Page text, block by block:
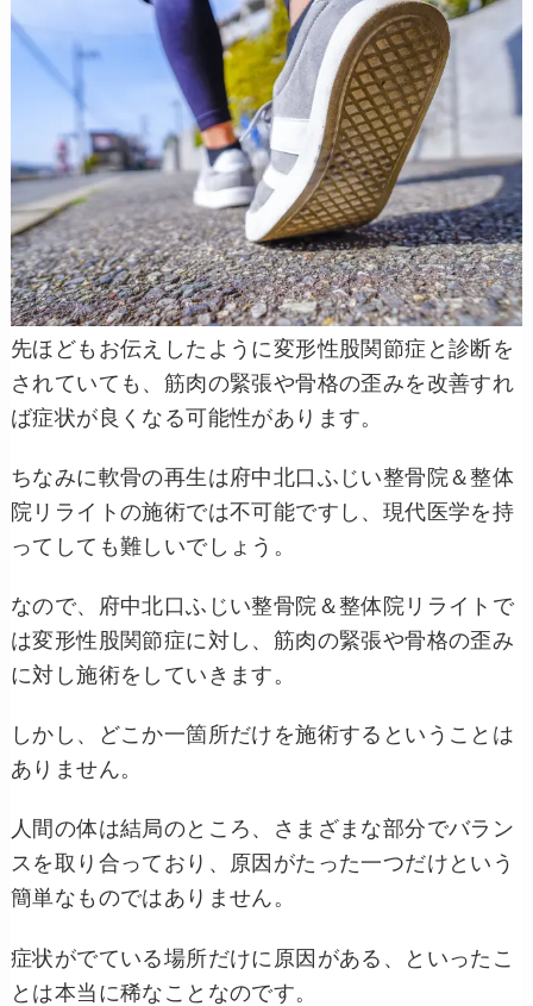
先ほどもお伝えしたように変形性股関節症と診断を
されていても、筋肉の緊張や骨格の歪みを改善すれ
ば症状が良くなる可能性があります。
ちなみに軟骨の再生は府中北口ふじい整骨院＆整体
院リライトの施術では不可能ですし、現代医学を持
ってしても難しいでしょう。
なので、府中北口ふじい整骨院＆整体院リライトで
は変形性股関節症に対し、筋肉の緊張や骨格の歪み
に対し施術をしていきます。
しかし、どこか一箇所だけを施術するということは
ありません。
人間の体は結局のところ、さまざまな部分でバラン
スを取り合っており、原因がたった一つだけという
簡単なものではありません。
症状がでている場所だけに原因がある、といったこ
とは本当に稀なことなのです。